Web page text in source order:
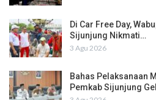
Di Car Free Day,
Sijunjung Nikmati…
3 Agu 2026
Bahas Pelaksanaan
Pemkab Sijunjung